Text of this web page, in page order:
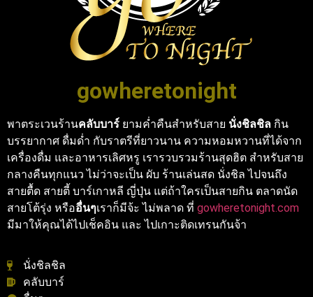
gowheretonight
พาตระเวนร้านคลับบาร์ ยามค่ำคืนสำหรับสาย นั่งชิลชิล กิน
บรรยากาศ ดื่มด่ำ กับราตรีที่ยาวนาน ความหอมหวานที่ได้จาก
เครื่องดื่ม และอาหารเลิศหรู เรารวบรวมร้านสุดฮิต สำหรับสาย
กลางคืนทุกแนว ไม่ว่าจะเป็น ผับ ร้านเล่นสด นั่งชิล ไปจนถึง
สายตื้ด สายตี้ บาร์เกาหลี ญี่ปุ่น แต่ถ้าใครเป็นสายกิน ตลาดนัด
สายโต้รุ่ง หรืออื่นๆเราก็มีจ้ะ ไม่พลาด ที่ gowheretonight.com
มีมาให้คุณได้ไปเช็คอิน และ ไปเกาะติดเทรนกันจ้า
นั่งชิลชิล
คลับบาร์